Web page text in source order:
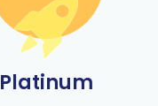
Platinum